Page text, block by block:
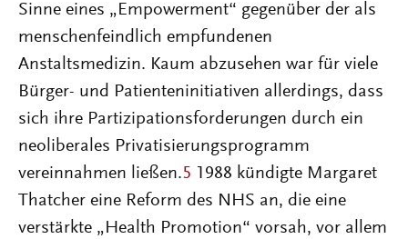
Sinne eines „Empowerment“ gegenüber der als
menschenfeindlich empfundenen
Anstaltsmedizin. Kaum abzusehen war für viele
Bürger- und Patienteninitiativen allerdings, dass
sich ihre Partizipationsforderungen durch ein
neoliberales Privatisierungsprogramm
vereinnahmen ließen.5 1988 kündigte Margaret
Thatcher eine Reform des NHS an, die eine
verstärkte „Health Promotion“ vorsah, vor allem